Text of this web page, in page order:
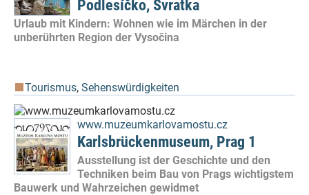
Podlesíčko, Svratka
Urlaub mit Kindern: Wohnen wie im Märchen in der
unberührten Region der Vysočina
Tourismus, Sehenswürdigkeiten
www.muzeumkarlovamostu.cz
Karlsbrückenmuseum, Prag 1
Ausstellung ist der Geschichte und den
Techniken beim Bau von Prags wichtigstem
Bauwerk und Wahrzeichen gewidmet